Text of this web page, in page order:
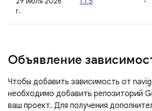
г.
Объявление
Чтобы добавить зависимость от
необходимо добавить репозиторий
ваш проект. Для получения